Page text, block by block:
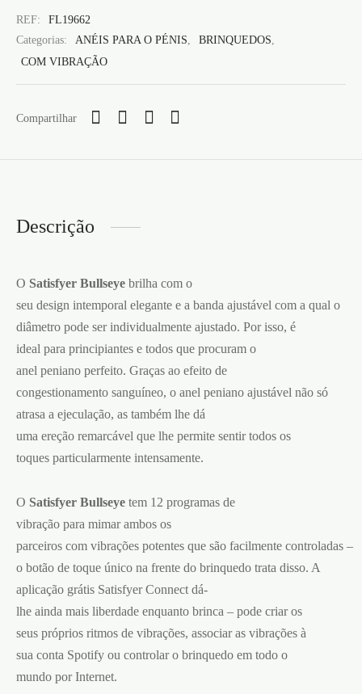
REF:
FL19662
Categorias:
ANÉIS PARA O PÉNIS BRINQUEDOS
COM VIBRAÇÃO
Compartilhar
Descrição
O Satisfyer Bullseye brilha com o
seu design intemporal elegante e a banda ajustável com a qual o
diâmetro pode ser individualmente ajustado. Por isso, é
ideal para principiantes e todos que procuram o
anel peniano perfeito. Graças ao efeito de
congestionamento sanguíneo, o anel peniano ajustável não só
atrasa a ejeculação, as também lhe dá
uma ereção remarcável que lhe permite sentir todos os
toques particularmente intensamente.
O Satisfyer Bullseye tem 12 programas de
vibração para mimar ambos os
parceiros com vibrações potentes que são facilmente controladas –
o botão de toque único na frente do brinquedo trata disso. A
aplicação grátis Satisfyer Connect dá-
lhe ainda mais liberdade enquanto brinca – pode criar os
seus próprios ritmos de vibrações, associar as vibrações à
sua conta Spotify ou controlar o brinquedo em todo o
mundo por Internet.